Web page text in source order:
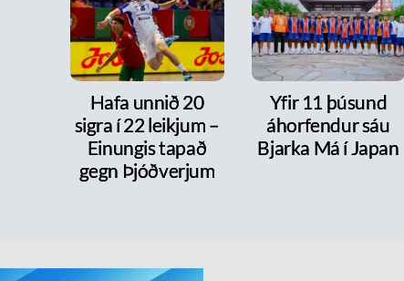
Hafa unnið 20
sigra í 22 leikjum –
Einungis tapað
gegn Þjóðverjum
Yfir 11 þúsund
áhorfendur sáu
Bjarka Má í Japan